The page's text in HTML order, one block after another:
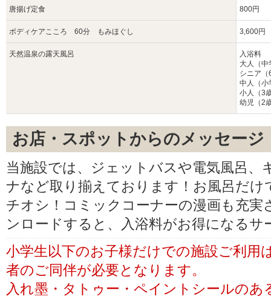
唐揚げ定食 800円
ボディケアこころ 60分 もみほぐし 3,600円
天然温泉の露天風呂
入浴料
大人（中
シニア
中人（小
小人（3
幼児（2
お店・スポットからのメッセージ
当施設では、ジェットバスや電気風呂、
ナなど取り揃えております！お風呂だ
チオシ！コミックコーナーの漫画も充
ンロードすると、入浴料がお得になるサ
小学生以下のお子様だけでの施設ご利用
者のご同伴が必要となります。
入れ墨・タトゥー・ペイントシールのあ